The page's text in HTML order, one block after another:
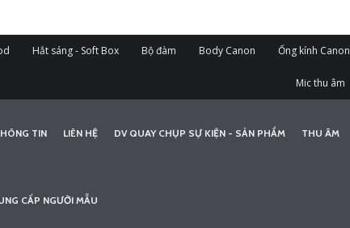
Hắt sáng - Soft Box Bộ đàm Body Canon Ống kính Canon
Mic thu âm
TIN LIÊN HỆ DV QUAY CHỤP SỰ KIỆN - SẢN PHẨM THU ÂM
CẤP NGƯỜI MẪU